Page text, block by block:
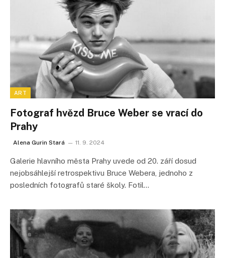
ART
Fotograf hvězd Bruce Weber se vrací do
Prahy
Alena Gurin Stará 11. 9. 2024
Galerie hlavního města Prahy uvede od 20. září dosud
nejobsáhlejší retrospektivu Bruce Webera, jednoho z
posledních fotografů staré školy. Fotil…